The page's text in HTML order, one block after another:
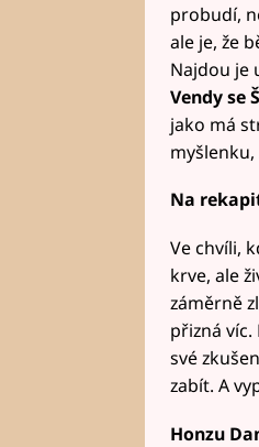
probudí,
ale je, že
Najdou je
Vendy se
jako má
myšlenku,
Na
Ve chvíli,
krve, ale
záměrně
přizná
své
zabít. A
Honzu